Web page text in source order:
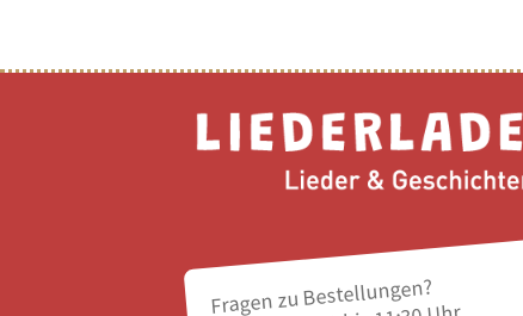
Fragen zu Bestellungen?